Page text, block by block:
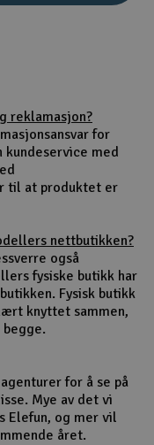
reklamasjon?
for
kundeservice med
til at produktet er
nettbutikken?
også
fysiske butikk har
Fysisk butikk
knyttet sammen,
for å se på
Mye av det vi
Elefun, og mer vil
året.